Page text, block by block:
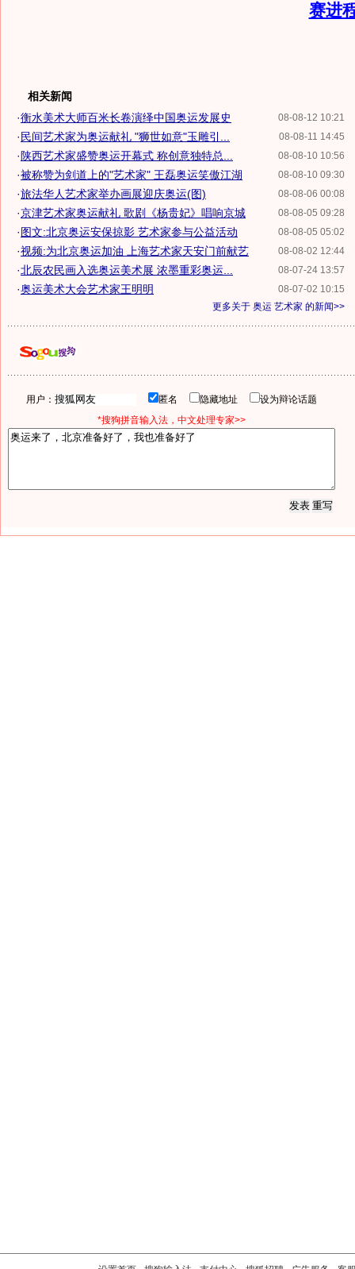
赛进
相关新闻
08-08-12 10:21
·衡水美术大师百米长卷演绎中国奥运发展史
08-08-11 14:45
· 民间艺术家为奥运献礼 "狮世如意"玉雕引...
08-08-10 10:56
· 陕西艺术家盛赞奥运开幕式 称创意独特总...
08-08-10 09:30
·被称赞为剑道上的"艺术家" 王磊奥运笑傲江湖
08-08-06 00:08
·旅法华人艺术家举办画展迎庆奥运(图)
08-08-05 09:28
·京津艺术家奥运献礼 歌剧《杨贵妃》唱响京城
08-08-05 05:02
·图文:北京奥运安保掠影 艺术家参与公益活动
08-08-02 12:44
·视频:为北京奥运加油 上海艺术家天安门前献艺
08-07-24 13:57
·北辰农民画入选奥运美术展 浓墨重彩奥运...
08-07-02 10:15
·奥运美术大会艺术家王明明
更多关于 奥运 艺术家 的新闻>>
用户： 匿名 隐藏地址
设为辩论话题
*搜狗拼音输入法，中文处理专家>>